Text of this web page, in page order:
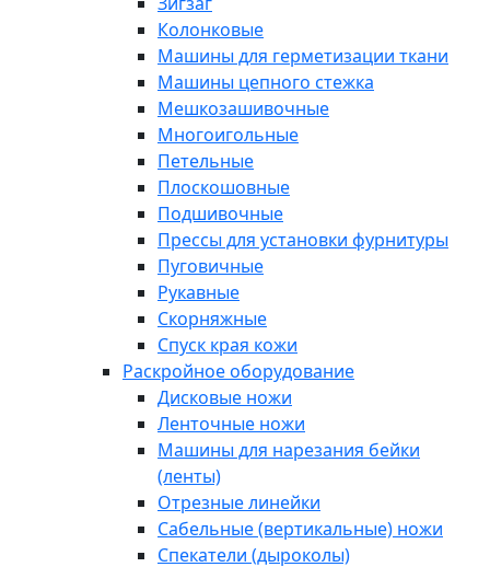
Колонковые
Машины для герметизации ткани
Машины цепного стежка
Мешкозашивочные
Многоигольные
Петельные
Плоскошовные
Подшивочные
Прессы для установки фурнитуры
Пуговичные
Рукавные
Скорняжные
Спуск края кожи
Раскройное оборудование
Дисковые ножи
Ленточные ножи
Машины для нарезания бейки
(ленты)
Отрезные линейки
Сабельные (вертикальные) ножи
Спекатели (дыроколы)